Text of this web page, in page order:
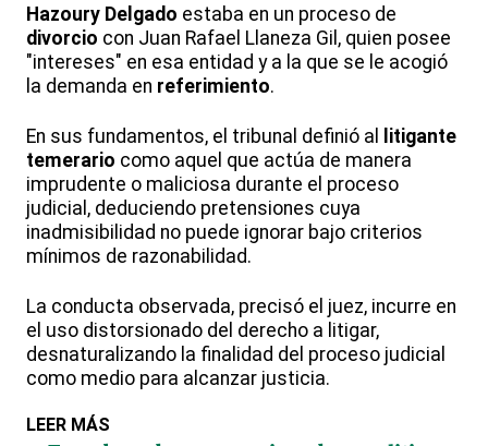
Hazoury Delgado estaba en un proceso de
divorcio con Juan Rafael Llaneza Gil, quien posee
"intereses" en esa entidad y a la que se le acogió
la demanda en referimiento.
En sus fundamentos, el tribunal definió al
litigante
temerario como aquel que actúa de manera
imprudente o maliciosa durante el proceso
judicial, deduciendo pretensiones cuya
inadmisibilidad no puede ignorar bajo criterios
mínimos de razonabilidad.
La conducta observada, precisó el juez, incurre en
el uso distorsionado del derecho a litigar,
desnaturalizando la finalidad del proceso judicial
como medio para alcanzar justicia.
LEER MÁS